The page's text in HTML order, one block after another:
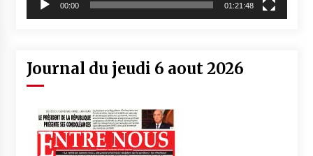
00:00 01:21:48
Journal du jeudi 6 aout 2026